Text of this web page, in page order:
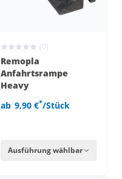
(0)
Remopla
Anfahrtsrampe
Heavy
ab 9,90 €*/Stück
Ausführung wählbar